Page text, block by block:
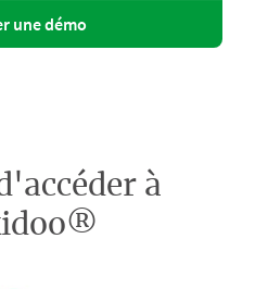
une démo
à